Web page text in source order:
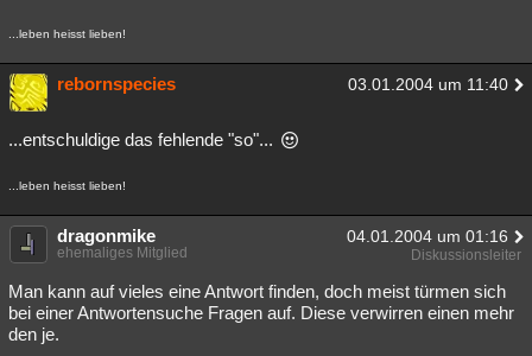
...leben heisst lieben!
rebornspecies 03.01.2004 um 11:40
...entschuldige das fehlende "so"...
...leben heisst lieben!
dragonmike 04.01.2004 um 01:16
ehemaliges Mitglied Diskussionsleiter
Man kann auf vieles eine Antwort finden, doch meist türmen sich
bei einer Antwortensuche Fragen auf. Diese verwirren einen mehr
den je.